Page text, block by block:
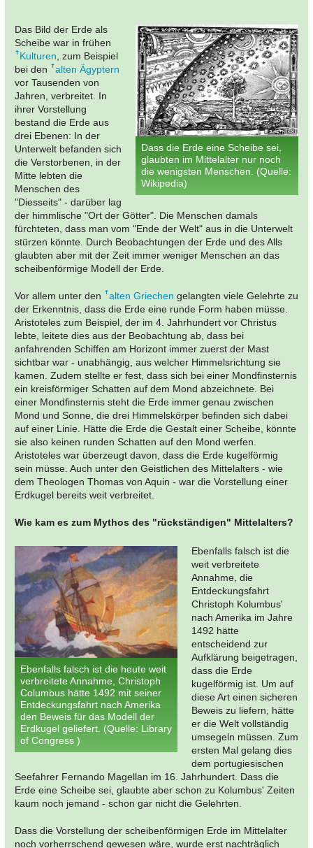
Dass die Erde eine Scheibe sei,
glaubten im Mittelalter nur noch
die wenigsten Menschen. (Quelle:
Wikipedia)
Das Bild der Erde als
Scheibe war in frühen
Kulturen, zum Beispiel
bei den
alten Ägyptern
vor Tausenden von
Jahren, verbreitet. In
ihrer Vorstellung
bestand die Erde aus
drei Ebenen: In der
Unterwelt befanden sich
die Verstorbenen, in der
Mitte lebten die
Menschen des
"Diesseits" - darüber lag
der himmlische "Ort der Götter". Die Menschen damals
fürchteten, dass man vom "Ende der Welt" aus in die Unterwelt
stürzen könnte. Durch Beobachtungen der Erde und des Alls
glaubten aber mit der Zeit immer weniger Menschen an das
scheibenförmige Modell der Erde.
Vor allem unter den alten Griechen gelangten viele Gelehrte zu
der Erkenntnis, dass die Erde eine runde Form haben müsse.
Aristoteles zum Beispiel, der im 4. Jahrhundert vor Christus
lebte, leitete dies aus der Beobachtung ab, dass bei
anfahrenden Schiffen am Horizont immer zuerst der Mast
sichtbar war - unabhängig, aus welcher Himmelsrichtung sie
kamen. Zudem stellte er fest, dass sich bei einer Mondfinsternis
ein kreisförmiger Schatten auf dem Mond abzeichnete. Bei
einer Mondfinsternis steht die Erde immer genau zwischen
Mond und Sonne, die drei Himmelskörper befinden sich dabei
auf einer Linie. Hätte die Erde die Gestalt einer Scheibe, könnte
sie also keinen runden Schatten auf den Mond werfen.
Aristoteles war überzeugt davon, dass die Erde kugelförmig
sein müsse. Auch unter den Geistlichen des Mittelalters - wie
dem Theologen Thomas von Aquin - war die Vorstellung einer
Erdkugel bereits weit verbreitet.
Wie kam es zum Mythos des "rückständigen" Mittelalters?
Ebenfalls falsch ist die heute weit
verbreitete Annahme, Christoph
Columbus hätte 1492 mit seiner
Entdeckungsfahrt nach Amerika
den Beweis für das Modell der
Erdkugel geliefert. (Quelle: Library
of Congress )
Ebenfalls falsch ist die
weit verbreitete
Annahme, die
Entdeckungsfahrt
Christoph Kolumbus'
nach Amerika im Jahre
1492 hätte
entscheidend zur
Aufklärung beigetragen,
dass die Erde
kugelförmig ist. Um auf
diese Art einen sicheren
Beweis zu liefern, hätte
er die Welt vollständig
umsegeln müssen. Zum
ersten Mal gelang dies
dem portugiesischen
Seefahrer Fernando Magellan im 16. Jahrhundert. Dass die
Erde eine Scheibe sei, glaubte aber schon zu Kolumbus' Zeiten
kaum noch jemand - schon gar nicht die Gelehrten.
Dass die Vorstellung der scheibenförmigen Erde im Mittelalter
noch vorherrschend gewesen wäre, wurde erst nachträglich